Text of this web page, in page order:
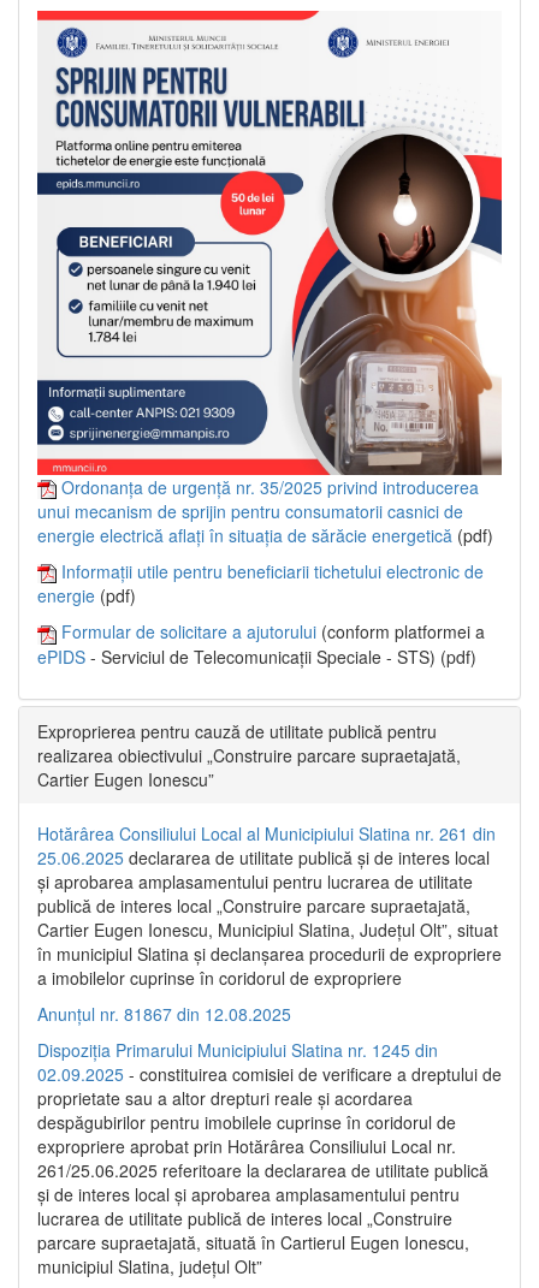
Ordonanța de urgență nr. 35/2025 privind introducerea
unui mecanism de sprijin pentru consumatorii casnici de
energie electrică aflați în situația de sărăcie energetică (pdf)
Informații utile pentru beneficiarii tichetului electronic de
energie (pdf)
Formular de solicitare a ajutorului (conform platformei a
ePIDS - Serviciul de Telecomunicații Speciale - STS) (pdf)
Exproprierea pentru cauză de utilitate publică pentru
realizarea obiectivului „Construire parcare supraetajată,
Cartier Eugen Ionescu”
Hotărârea Consiliului Local al Municipiului Slatina nr. 261 din
25.06.2025 declararea de utilitate publică și de interes local
și aprobarea amplasamentului pentru lucrarea de utilitate
publică de interes local „Construire parcare supraetajată,
Cartier Eugen Ionescu, Municipiul Slatina, Județul Olt”, situat
în municipiul Slatina și declanșarea procedurii de expropriere
a imobilelor cuprinse în coridorul de expropriere
Anunțul nr. 81867 din 12.08.2025
Dispoziția Primarului Municipiului Slatina nr. 1245 din
02.09.2025 - constituirea comisiei de verificare a dreptului de
proprietate sau a altor drepturi reale și acordarea
despăgubirilor pentru imobilele cuprinse în coridorul de
expropriere aprobat prin Hotărârea Consiliului Local nr.
261/25.06.2025 referitoare la declararea de utilitate publică
și de interes local și aprobarea amplasamentului pentru
lucrarea de utilitate publică de interes local „Construire
parcare supraetajată, situată în Cartierul Eugen Ionescu,
municipiul Slatina, județul Olt”